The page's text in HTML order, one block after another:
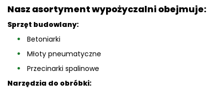
Nasz asortyment wypożyczalni obejmuje:
Sprzęt budowlany:
Betoniarki
Młoty pneumatyczne
Przecinarki spalinowe
Narzędzia do obróbki: